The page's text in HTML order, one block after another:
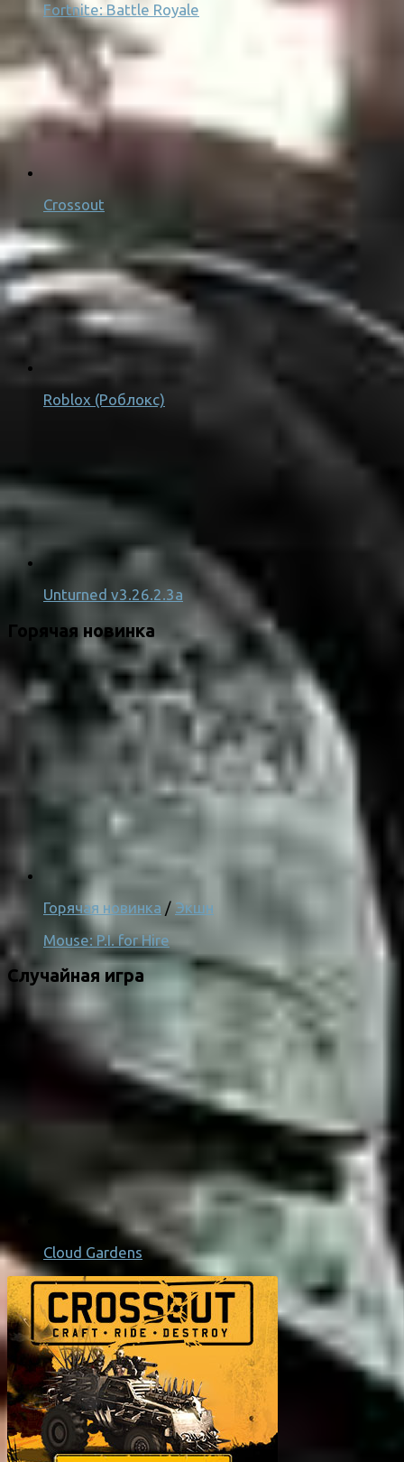
Fortnite: Battle Royale
Crossout
Roblox (Роблокс)
Unturned v3.26.2.3a
Горячая новинка
Горячая новинка / Экшн
Mouse: P.I. for Hire
Случайная игра
Cloud Gardens